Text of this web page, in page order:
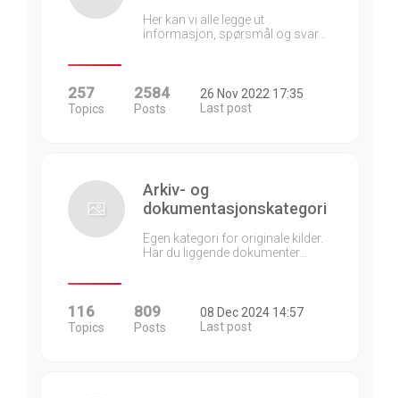
Her kan vi alle legge ut
informasjon, spørsmål og svar…
257
Topics
2584
Posts
26 Nov 2022 17:35
Last post
Arkiv- og
dokumentasjonskategori
Egen kategori for originale kilder.
Har du liggende dokumenter…
116
Topics
809
Posts
08 Dec 2024 14:57
Last post